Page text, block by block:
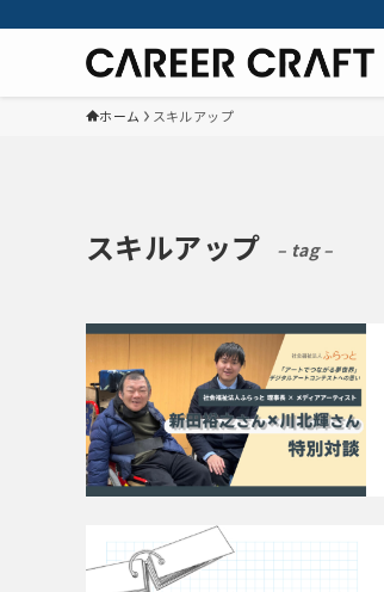
ホーム スキルアップ
スキルアップ – tag –